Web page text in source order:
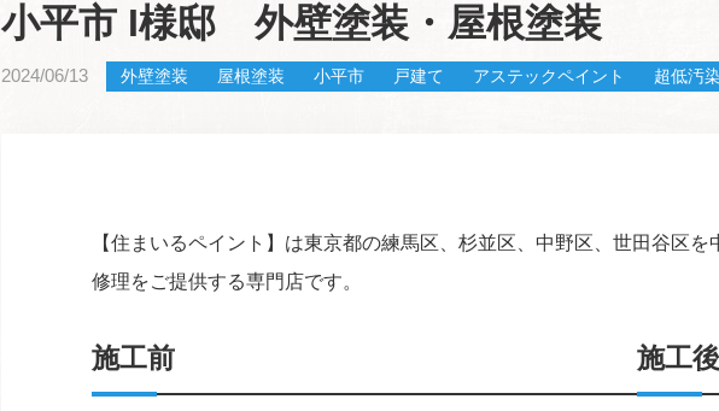
小平市 I様邸 外壁塗装・屋根塗装
2024/06/13 外壁塗装 屋根塗装 小平市 戸建て アステックペイント 超低汚染
【住まいるペイント】は東京都の練馬区、杉並区、中野区、世田谷区
修理をご提供する専門店です。
施工前 施工後